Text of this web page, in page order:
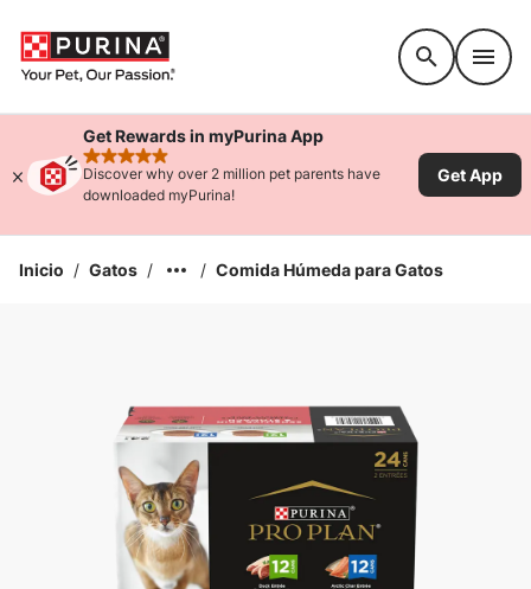
Get Rewards in myPurina App
rated 4.9 stars
Discover why over 2 million pet parents have
downloaded myPurina!
Get App
Inicio / Gatos / / Comida Húmeda para Gatos
Ampliar la Imagen